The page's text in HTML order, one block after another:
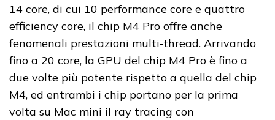
14 core, di cui 10 performance core e quattro
efficiency core, il chip M4 Pro offre anche
fenomenali prestazioni multi‑thread. Arrivando
fino a 20 core, la GPU del chip M4 Pro è fino a
due volte più potente rispetto a quella del chip
M4, ed entrambi i chip portano per la prima
volta su Mac mini il ray tracing con